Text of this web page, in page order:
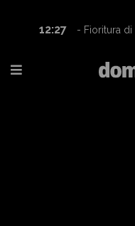
12:27
- Fioritura